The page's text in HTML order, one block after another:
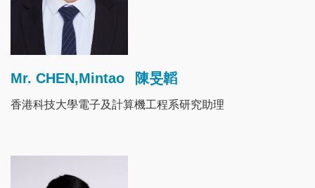
Mr. CHEN,Mintao 陳旻韜
香港科技大學電子及計算機工程系研究助理